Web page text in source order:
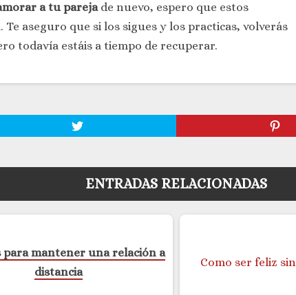
a tu parejade nuevo, espero que estos
aseguro que si los sigues y los practicas, volverás
todavía estáis a tiempo de recuperar.
ENTRADAS RELACIONADAS
para mantener una relación a
distancia